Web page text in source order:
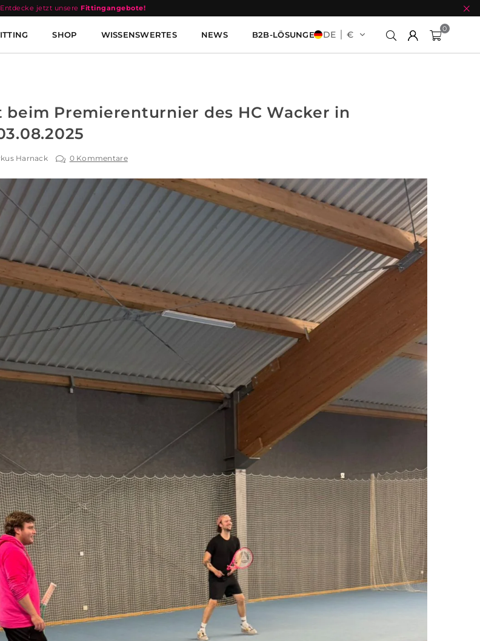
Entdecke jetzt unsere Fittingangebote!
SHOP WISSENSWERTES NEWS B2B-LÖSUNGEN DE €
0
beim Premierenturnier des HC Wacker in
Harnack 0 Kommentare